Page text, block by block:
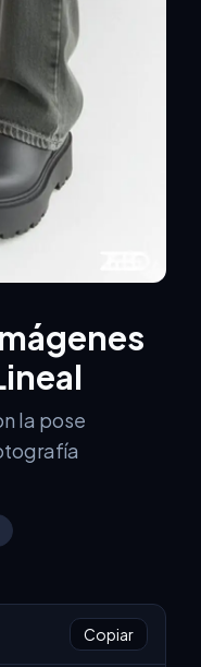
la pose
Copiar